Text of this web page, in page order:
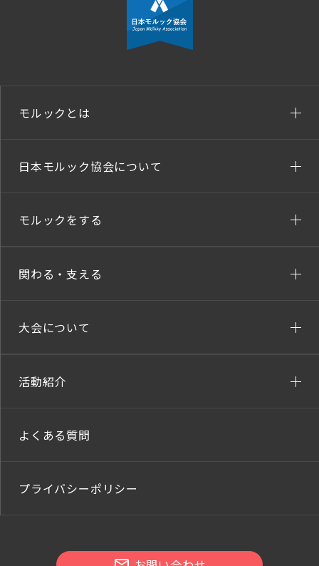
モルックとは
日本モルック協会について
モルックをする
関わる・支える
大会について
活動紹介
よくある質問
プライバシーポリシー